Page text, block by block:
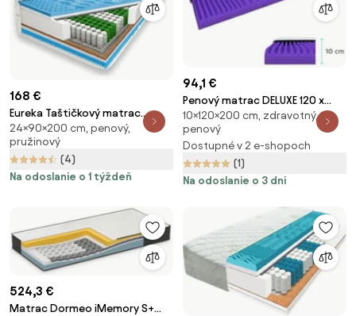
168 €
Eureka Taštičkový matrac
„KORAL PREMIUM” 24cm 90x200
24×90×200 cm, penový,
pružinový
(4)
Na odoslanie o 1 týždeň
94,1 €
Penový matrac DELUXE 120 x
200 cm Ochrana matraca: BEZ
chrániče matraca
10×120×200 cm, zdravotný,
penový
Dostupné v 2 e-shopoch
(1)
Na odoslanie o 3 dni
524,3 €
Matrac Dormeo iMemory S+